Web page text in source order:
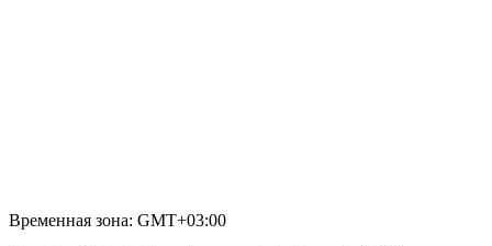
Временная зона: GMT+03:00